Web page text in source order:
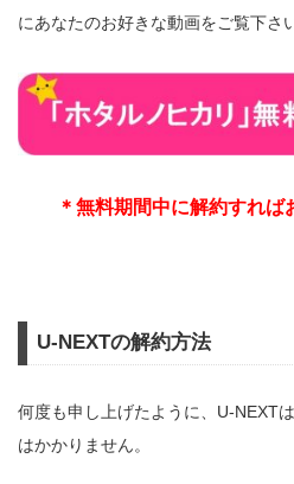
にあなたのお好きな動画をご覧下さ
＊無料期間中に解約すれば
U-NEXTの解約方法
何度も申し上げたように、U-NEXT
はかかりません。